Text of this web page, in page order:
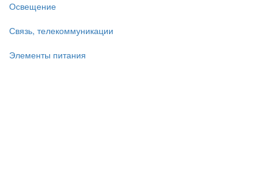
Освещение
Связь, телекоммуникации
Элементы питания